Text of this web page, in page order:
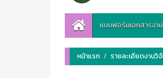
แบบฟอร์มเอกสารงา
หน้าแรก รายละเอียดงานวิ